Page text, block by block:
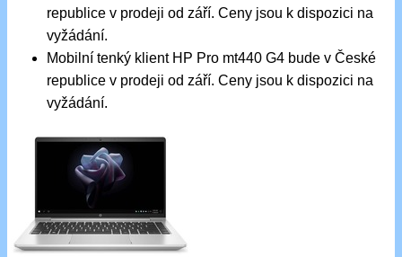
republice v prodeji od září. Ceny jsou k dispozici na
vyžádání.
Mobilní tenký klient HP Pro mt440 G4 bude v České
republice v prodeji od září. Ceny jsou k dispozici na
vyžádání.